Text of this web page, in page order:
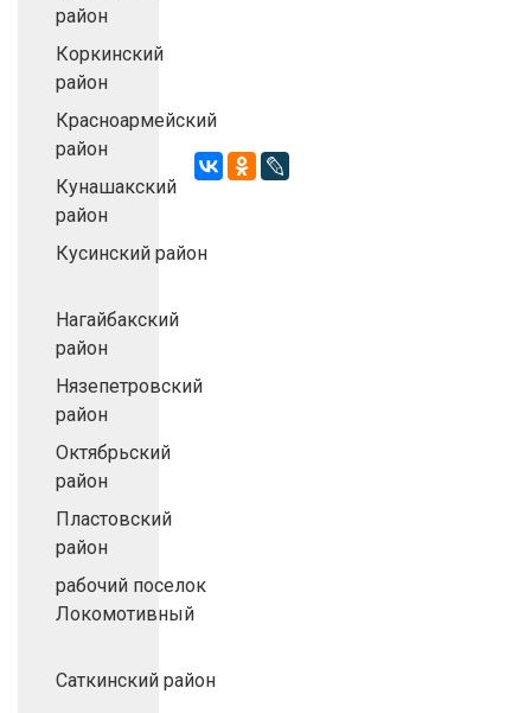
район
Коркинский
район
Красноармейский
район
Кунашакский
район
Кусинский район
Нагайбакский
район
Нязепетровский
район
Октябрьский
район
Пластовский
район
рабочий поселок
Локомотивный
Саткинский район